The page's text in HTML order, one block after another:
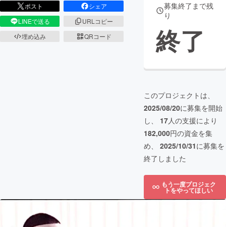
ポスト
シェア
LINEで送る
URLコピー
埋め込み
QRコード
募集終了まで残
り
終了
このプロジェクトは、
2025/08/20に募集を開始
し、 17人の支援により
182,000円の資金を集
め、 2025/10/31に募集を
終了しました
もう一度プロジェク
トをやってほしい